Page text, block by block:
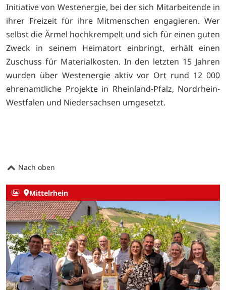
Initiative von Westenergie, bei der sich Mitarbeitende in
ihrer Freizeit für ihre Mitmenschen engagieren. Wer
selbst die Ärmel hochkrempelt und sich für einen guten
Zweck in seinem Heimatort einbringt, erhält einen
Zuschuss für Materialkosten. In den letzten 15 Jahren
wurden über Westenergie aktiv vor Ort rund 12 000
ehrenamtliche Projekte in Rheinland-Pfalz, Nordrhein-
Westfalen und Niedersachsen umgesetzt.
Nach oben
Mittelrhein